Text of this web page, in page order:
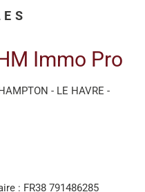
Immo Pro
- LE HAVRE -
: FR38 791486285